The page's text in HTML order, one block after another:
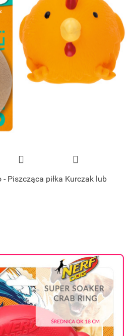
Piszcząca piłka Kurczak lub